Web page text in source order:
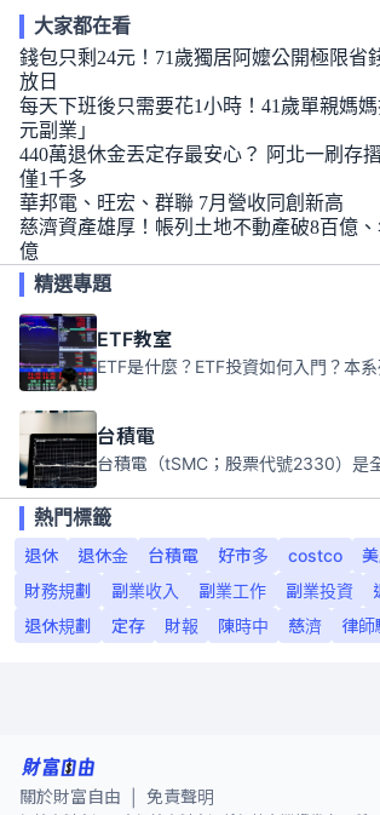
大家都在看
錢包只剩24元！71歲獨居阿嬤公開極限省
放日
每天下班後只需要花1小時！41歲單親媽
元副業」
440萬退休金丟定存最安心？ 阿北一刷存
僅1千多
華邦電、旺宏、群聯 7月營收同創新高
慈濟資產雄厚！帳列土地不動產破8百億
億
精選專題
ETF教室
台積電
熱門標籤
退休
退休金 台積電 好市多 costco
財務規劃
副業收入 副業工作 副業投資
退休規劃
定存 財報 陳時中 慈濟 律師
關於財富自由 免責聲明